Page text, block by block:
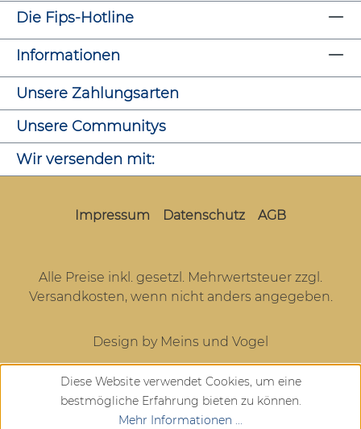
Die Fips-Hotline
Informationen
Unsere Zahlungsarten
Unsere Communitys
Wir versenden mit:
Impressum Datenschutz AGB
Alle Preise inkl. gesetzl. Mehrwertsteuer zzgl.
Versandkosten, wenn nicht anders angegeben.
Design by Meins und Vogel
Diese Website verwendet Cookies, um eine
bestmögliche Erfahrung bieten zu können.
Mehr Informationen ...